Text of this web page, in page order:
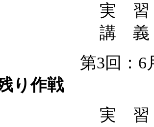
実 習
講 義
第3回：6月8
り作戦
実 習